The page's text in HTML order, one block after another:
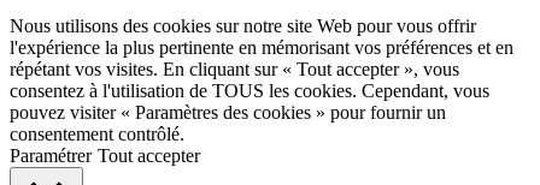
Nous utilisons des cookies sur notre site Web pour vous offrir
l'expérience la plus pertinente en mémorisant vos préférences et en
répétant vos visites. En cliquant sur « Tout accepter », vous
consentez à l'utilisation de TOUS les cookies. Cependant, vous
pouvez visiter « Paramètres des cookies » pour fournir un
consentement contrôlé.
Paramétrer Tout accepter